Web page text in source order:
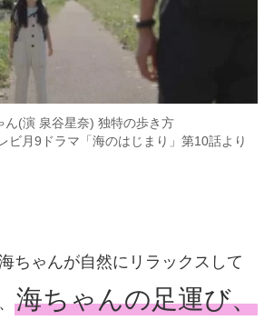
ん(演 泉谷星奈) 独特の歩き方
ビ月9ドラマ「海のはじまり」第10話より
ちゃんが自然にリラックスして
海ちゃんの足運び、